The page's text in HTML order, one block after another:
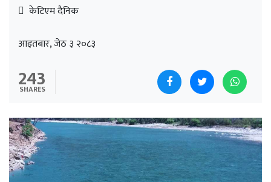
केटिएम दैनिक
आइतबार, जेठ ३ २०८३
243
SHARES